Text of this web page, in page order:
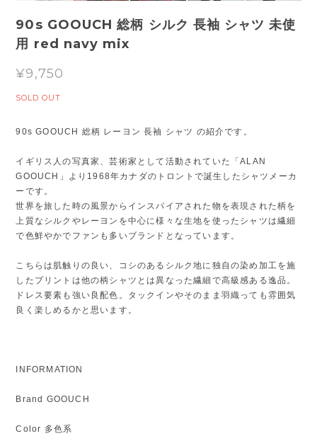
90s GOOUCH 総柄 シルク 長袖 シャツ 未使
用 red navy mix
¥9,750
SOLD OUT
90s GOOUCH 総柄 レーヨン 長袖 シャツ の紹介です。
イギリス人の写真家、芸術家として活動されていた「ALAN
GOOUCH」より1968年カナダのトロントで誕生したシャツメーカ
ーです。
世界を旅した時の風景からインスパイアされた物を表現された柄を
上質なシルクやレーヨンを中心に様々な生地を使ったシャツは繊細
で色鮮やかでファンも多いブランドとなっています。
こちらは肌触りの良い、コシのあるシルク地に独自の染め加工を施
したプリントは他の柄シャツとは異なった繊細で高級感ある逸品。
ドレス要素も強い良配色。タックインやそのまま羽織っても雰囲気
良く楽しめるかと思います。
INFORMATION
Brand GOOUCH
Color 多色系